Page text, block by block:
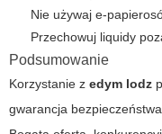
Nie używaj e-
Przechowuj liquidy
Podsumowanie
Korzystanie z edym lodz
gwarancja